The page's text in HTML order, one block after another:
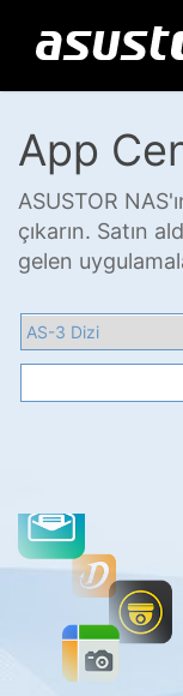
App
ASUSTOR
çıkarın. Satın
gelen